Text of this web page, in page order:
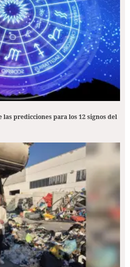
las predicciones para los 12 signos del